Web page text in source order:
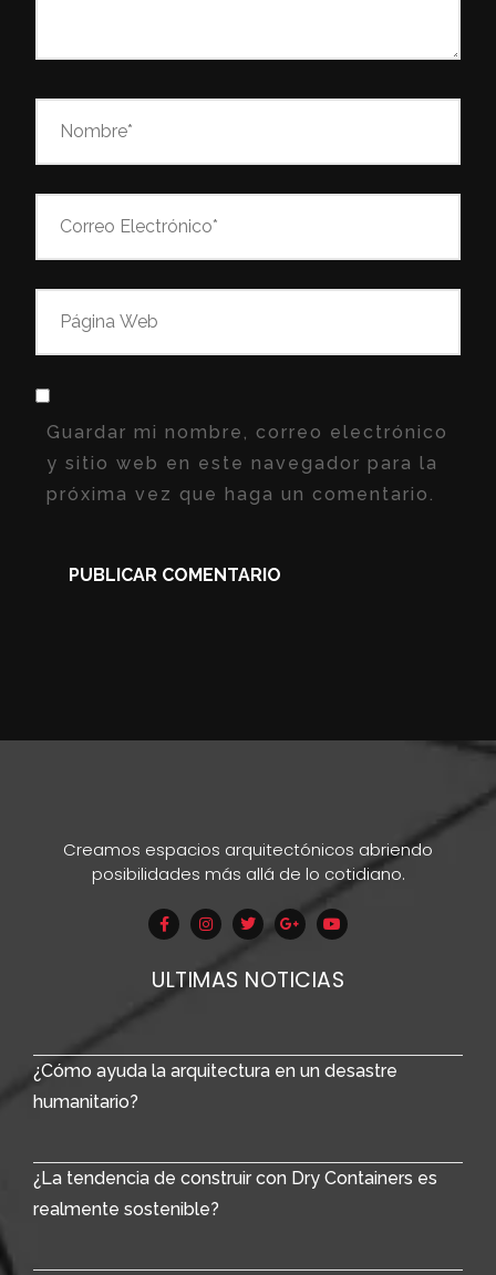
Guardar mi nombre, correo electrónico
y sitio web en este navegador para la
próxima vez que haga un comentario.
Creamos espacios arquitectónicos abriendo
posibilidades más allá de lo cotidiano.
ULTIMAS NOTICIAS
¿Cómo ayuda la arquitectura en un desastre
humanitario?
¿La tendencia de construir con Dry Containers es
realmente sostenible?